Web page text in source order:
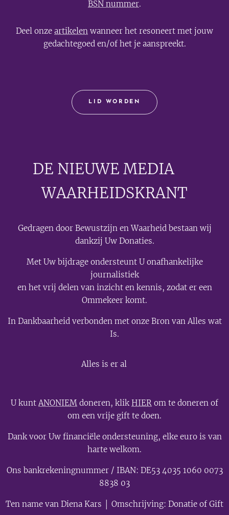
BSN nummer.
Deel onze artikelen wanneer het resoneert met jouw
gedachtegoed en/of het je aanspreekt.
LID WORDEN
DE NIEUWE MEDIA🟣
WAARHEIDSKRANT
Gedragen door Bewustzijn en Waarheid bestaan wij
dankzij Uw Donaties.
Met Uw bijdrage ondersteunt U onafhankelijke
journalistiek
en het vrij delen van inzicht en kennis, zodat er een
Ommekeer komt.
In Dankbaarheid verbonden met onze Bron van Alles wat
Is.
Alles is er al
U kuntANONIEM doneren, klikHIER om te doneren of
om een vrije gift te doen.
Dank voor Uw financiële ondersteuning, elke euro is van
harte welkom.
Ons bankrekeningnummer / IBAN: DE53 4035 1060 0073
8838 03
Ten name van Diena Kars │ Omschrijving: Donatie of Gift